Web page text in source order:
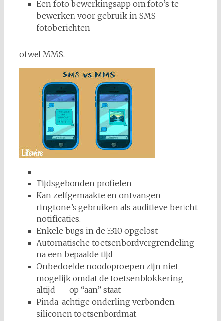
Een foto bewerkingsapp om foto’s te
bewerken voor gebruik in SMS
fotoberichten
ofwel MMS.
Tijdsgebonden profielen
Kan zelfgemaakte en ontvangen
ringtone’s gebruiken als auditieve bericht
notificaties.
Enkele bugs in de 3310 opgelost
Automatische toetsenbordvergrendeling
na een bepaalde tijd
Onbedoelde noodoproepen zijn niet
mogelijk omdat de toetsenblokkering
altijd op “aan” staat
Pinda-achtige onderling verbonden
siliconen toetsenbordmat